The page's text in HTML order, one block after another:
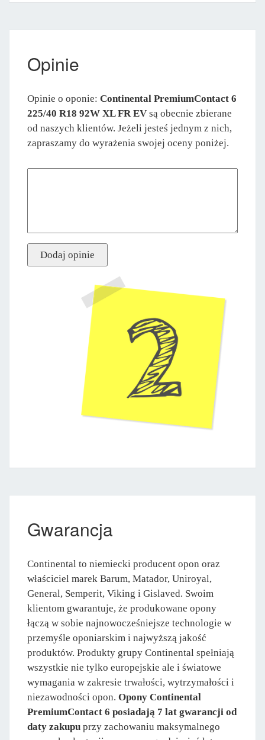
Opinie
Opinie o oponie: Continental PremiumContact 6
225/40 R18 92W XL FR EV są obecnie zbierane
od naszych klientów. Jeżeli jesteś jednym z nich,
zapraszamy do wyrażenia swojej oceny poniżej.
Gwarancja
Continental to niemiecki producent opon oraz
właściciel marek Barum, Matador, Uniroyal,
General, Semperit, Viking i Gislaved. Swoim
klientom gwarantuje, że produkowane opony
łączą w sobie najnowocześniejsze technologie w
przemyśle oponiarskim i najwyższą jakość
produktów. Produkty grupy Continental spełniają
wszystkie nie tylko europejskie ale i światowe
wymagania w zakresie trwałości, wytrzymałości i
niezawodności opon. Opony Continental
PremiumContact 6 posiadają 7 lat gwarancji od
daty zakupu przy zachowaniu maksymalnego